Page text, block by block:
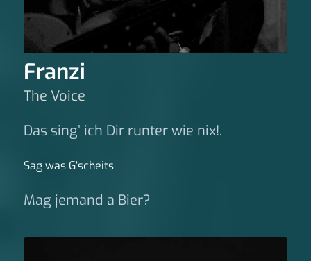
Franzi
The Voice
Das sing’ ich Dir runter wie nix!.
Sag was G‘scheits
Mag jemand a Bier?